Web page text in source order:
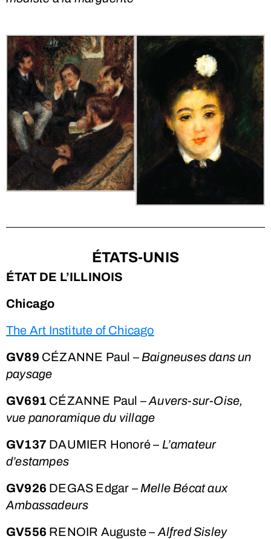
ÉTATS-UNIS
ÉTAT DE L’ILLINOIS
Chicago
The Art Institute of Chicago
GV89 CÉZANNE Paul –Baigneuses dans un
paysage
GV691 CÉZANNE Paul –Auvers-sur-Oise,
vue panoramique du village
GV137 DAUMIER Honoré – L’amateur
d’estampes
GV926 DEGAS Edgar – Melle Bécat aux
Ambassadeurs
GV556 RENOIR Auguste – Alfred Sisley